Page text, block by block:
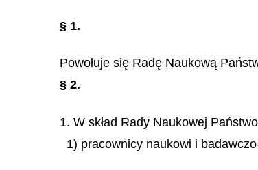
§ 1.
Powołuje się Radę Naukową
§ 2.
1. W skład Rady Naukowej
1) pracownicy naukowi i